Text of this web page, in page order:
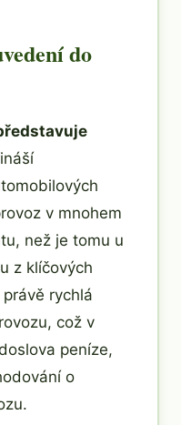
do
v mnohem
než je tomu u
z klíčových
rychlá
což v
peníze,
o